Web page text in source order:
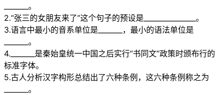
_______。
2.“张三的女朋友来了”这个句子的预设是_______________。
3.语言中最小的音系单位是_______，最小的语法单位是
_______。
4._______是秦始皇统一中国之后实行“书同文”政策时颁布行的
标准字体。
5.古人分析汉字构形总结出了六种条例，这六种条例称之为
_______。